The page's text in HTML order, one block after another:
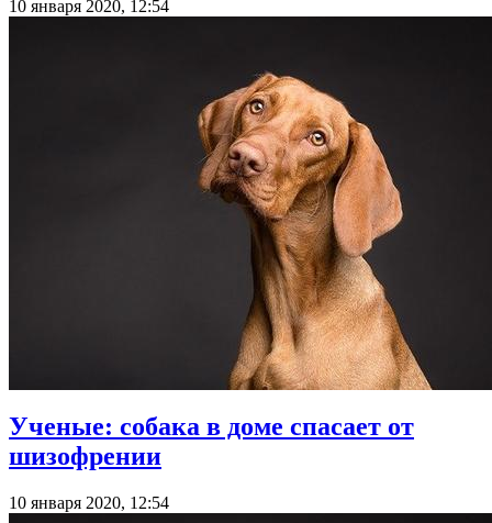
10 января 2020, 12:54
Ученые: собака в доме спасает от
шизофрении
10 января 2020, 12:54